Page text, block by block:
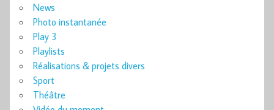
News
Photo instantanée
Play 3
Playlists
Réalisations & projets divers
Sport
Théâtre